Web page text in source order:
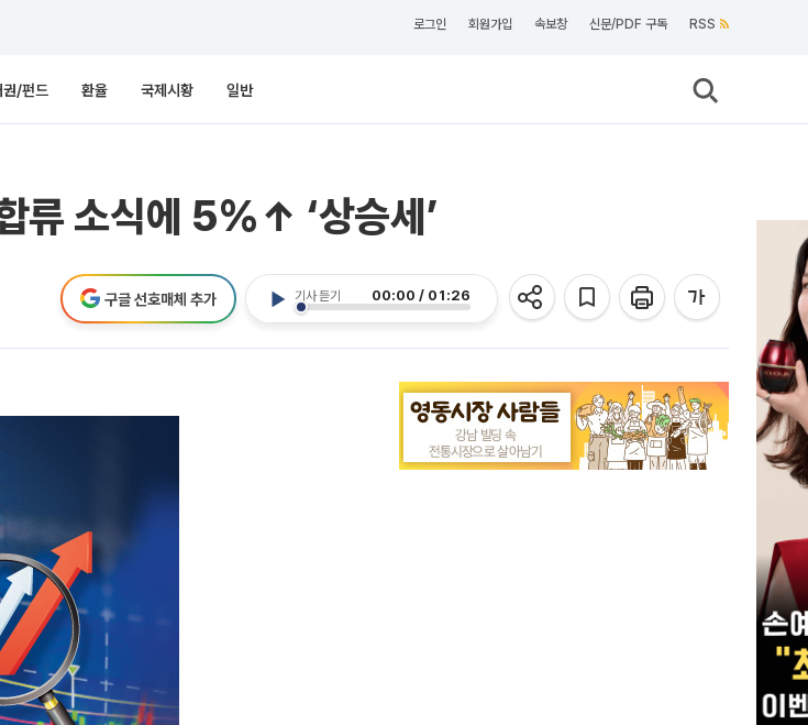
로그인 회원가입 속보창 신문/PDF 구독 RSS
권/펀드 환율 국제시황 일반
류 소식에 5%↑ ‘상승세’
기사 듣기 00:00 / 01:26
구글 선호매체 추가